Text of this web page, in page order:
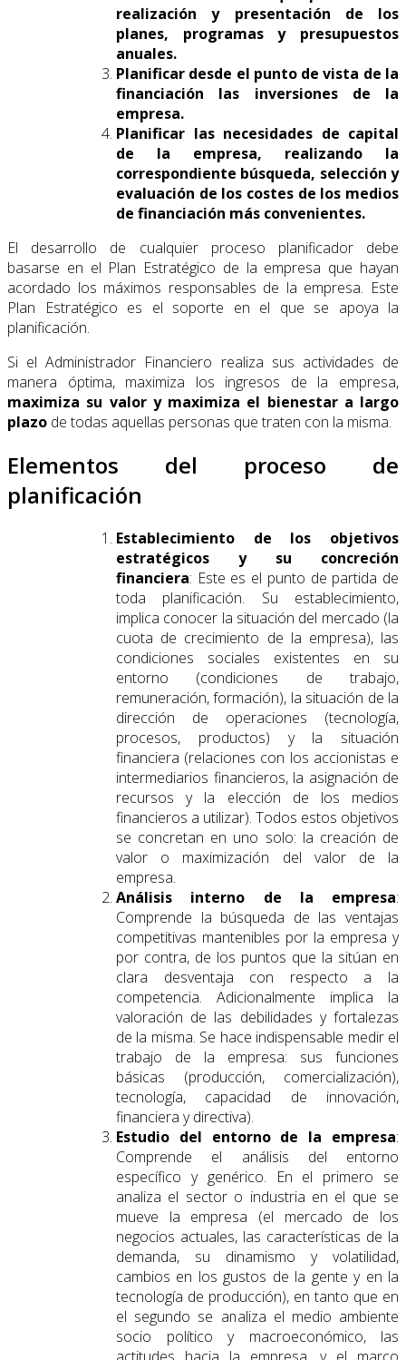
realización y presentación de los
planes, programas y presupuestos
anuales.
Planificar desde el punto de vista de la
financiación las inversiones de la
empresa.
Planificar las necesidades de capital
de la empresa, realizando la
correspondiente búsqueda, selección y
evaluación de los costes de los medios
de financiación más convenientes.
El desarrollo de cualquier proceso planificador debe
basarse en el Plan Estratégico de la empresa que hayan
acordado los máximos responsables de la empresa. Este
Plan Estratégico es el soporte en el que se apoya la
planificación.
Si el Administrador Financiero realiza sus actividades de
manera óptima, maximiza los ingresos de la empresa,
maximiza su valor y maximiza el bienestar a largo
plazo de todas aquellas personas que traten con la misma.
Elementos del proceso de
planificación
Establecimiento de los objetivos
estratégicos y su concreción
financiera: Este es el punto de partida de
toda planificación. Su establecimiento,
implica conocer la situación del mercado (la
cuota de crecimiento de la empresa), las
condiciones sociales existentes en su
entorno (condiciones de trabajo,
remuneración, formación), la situación de la
dirección de operaciones (tecnología,
procesos, productos) y la situación
financiera (relaciones con los accionistas e
intermediarios financieros, la asignación de
recursos y la elección de los medios
financieros a utilizar). Todos estos objetivos
se concretan en uno solo: la creación de
valor o maximización del valor de la
empresa.
Análisis interno de la empresa:
Comprende la búsqueda de las ventajas
competitivas mantenibles por la empresa y
por contra, de los puntos que la sitúan en
clara desventaja con respecto a la
competencia. Adicionalmente implica la
valoración de las debilidades y fortalezas
de la misma. Se hace indispensable medir el
trabajo de la empresa: sus funciones
básicas (producción, comercialización),
tecnología, capacidad de innovación,
financiera y directiva).
Estudio del entorno de la empresa:
Comprende el análisis del entorno
específico y genérico. En el primero se
analiza el sector o industria en el que se
mueve la empresa (el mercado de los
negocios actuales, las características de la
demanda, su dinamismo y volatilidad,
cambios en los gustos de la gente y en la
tecnología de producción), en tanto que en
el segundo se analiza el medio ambiente
socio político y macroeconómico, las